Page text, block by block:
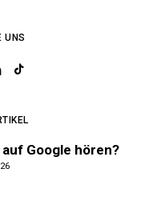
UNS
Google hören?